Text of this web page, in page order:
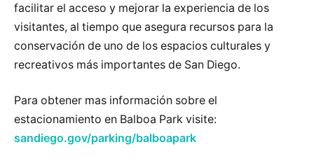
facilitar el acceso y mejorar la experiencia de los
visitantes, al tiempo que asegura recursos para la
conservación de uno de los espacios culturales y
recreativos más importantes de San Diego.
Para obtener mas información sobre el
estacionamiento en Balboa Park visite:
sandiego.gov/parking/balboapark